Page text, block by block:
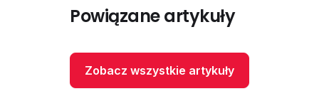
Powiązane artykuły
Zobacz wszystkie artykuły